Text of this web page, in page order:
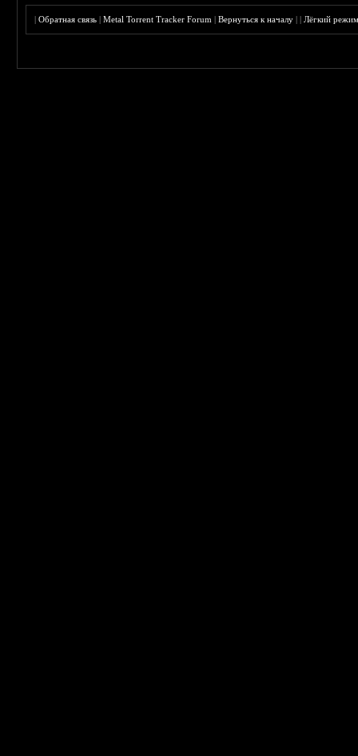
|Обратная связь |Metal Torrent Tracker Forum |Вернуться к началу ||Лёгкий